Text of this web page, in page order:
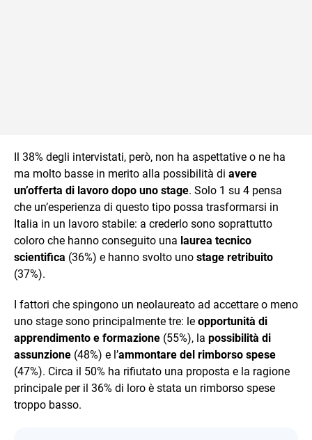
Il 38% degli intervistati, però, non ha aspettative o ne ha
ma molto basse in merito alla possibilità di avere
un’offerta di lavoro dopo uno stage. Solo 1 su 4 pensa
che un’esperienza di questo tipo possa trasformarsi in
Italia in un lavoro stabile: a crederlo sono soprattutto
coloro che hanno conseguito una laurea tecnico
scientifica (36%) e hanno svolto uno stage retribuito
(37%).
I fattori che spingono un neolaureato ad accettare o meno
uno stage sono principalmente tre: le opportunità di
apprendimento e formazione (55%), la possibilità di
assunzione (48%) e l’ammontare del rimborso spese
(47%). Circa il 50% ha rifiutato una proposta e la ragione
principale per il 36% di loro è stata un rimborso spese
troppo basso.